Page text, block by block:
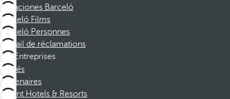
Vacaciones Barceló
Barceló Films
Barceló Personnes
Portail de réclamations
Entreprises
Affiliés
Partenaires
Dorint Hotels & Resorts